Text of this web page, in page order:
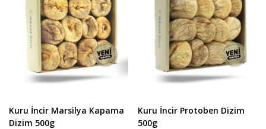
Kuru İncir Marsilya Kapama
Dizim 500g
Kuru İncir Protoben Dizim
500g